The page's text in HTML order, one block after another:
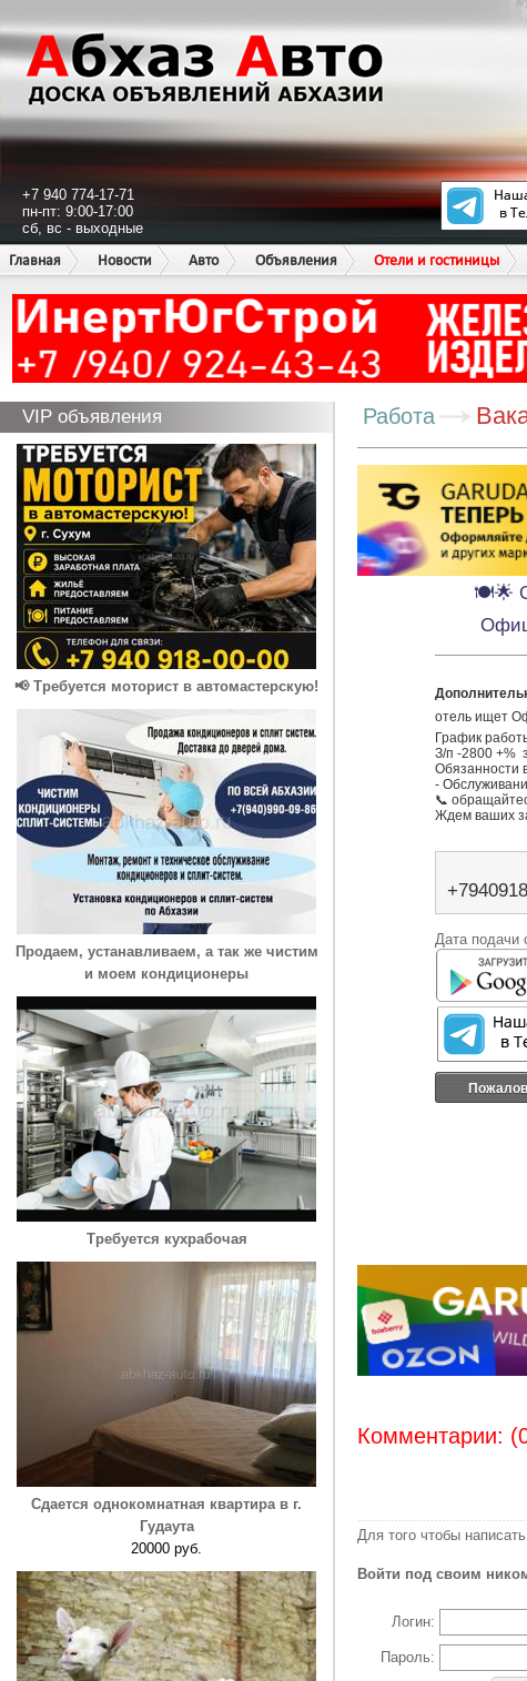
+7 940 774-17-71
пн-пт: 9:00-17:00
сб, вс - выходные
Главная
Новости Авто Объявления Отели и гостиницы
VIP объявления
📢 Требуется моторист в автомастерскую!
Продаем, устанавливаем, а так же чистим
и моем кондиционеры
Требуется кухрабочая
Сдается однокомнатная квартира в г.
Гудаута
20000 руб.
Работа
🍽️🌟
отель ищет
График
З/п -2800 +%
Обязанности
-
📞
Ждем ваших
Дата подачи
Комментарии:
Для того чтобы
Войти под своим
Логин:
Пароль: